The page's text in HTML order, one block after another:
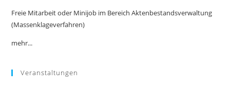
Freie Mitarbeit oder Minijob im Bereich Aktenbestandsverwaltung
(Massenklageverfahren)
mehr...
Veranstaltungen